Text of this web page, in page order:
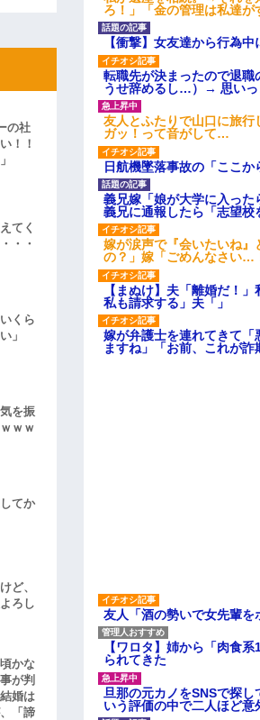
ろ！」「金の管理は私達が
【衝撃】女友達から行為
転職先が決まったので退
うせ辞めるし…）→ 思いっ
友人とふたりで山口に旅
ガッ！って音がして…
日航機墜落事故の「ここ
義兄嫁「娘が大学に入っ
義兄に通報したら「志望校
嫁が涙声で『会いたいね
の？」嫁「ごめんなさい…
【まぬけ】夫「離婚だ！
私も請求する」夫「」
嫁が弁護士を連れてきて
ますね」「お前、これが詐
友人「酒の勢いで女先輩
【ワロタ】姉から「肉食
られてきた
旦那の元カノをSNSで探
いう評価の中で二人ほど
の社
！！
てく
・・
くら
」
を振
ｗｗ
てか
ど、
ろし
かな
が判
婚は
「諦